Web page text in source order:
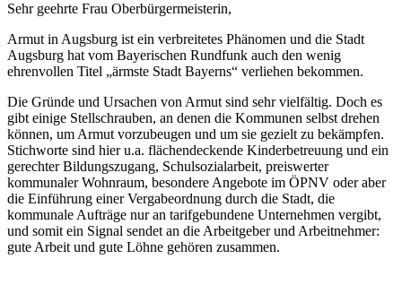
Sehr geehrte Frau Oberbürgermeisterin,
Armut in Augsburg ist ein verbreitetes Phänomen und die Stadt
Augsburg hat vom Bayerischen Rundfunk auch den wenig
ehrenvollen Titel „ärmste Stadt Bayerns“ verliehen bekommen.
Die Gründe und Ursachen von Armut sind sehr vielfältig. Doch es
gibt einige Stellschrauben, an denen die Kommunen selbst drehen
können, um Armut vorzubeugen und um sie gezielt zu bekämpfen.
Stichworte sind hier u.a. flächendeckende Kinderbetreuung und ein
gerechter Bildungszugang, Schulsozialarbeit, preiswerter
kommunaler Wohnraum, besondere Angebote im ÖPNV oder aber
die Einführung einer Vergabeordnung durch die Stadt, die
kommunale Aufträge nur an tarifgebundene Unternehmen vergibt,
und somit ein Signal sendet an die Arbeitgeber und Arbeitnehmer:
gute Arbeit und gute Löhne gehören zusammen.